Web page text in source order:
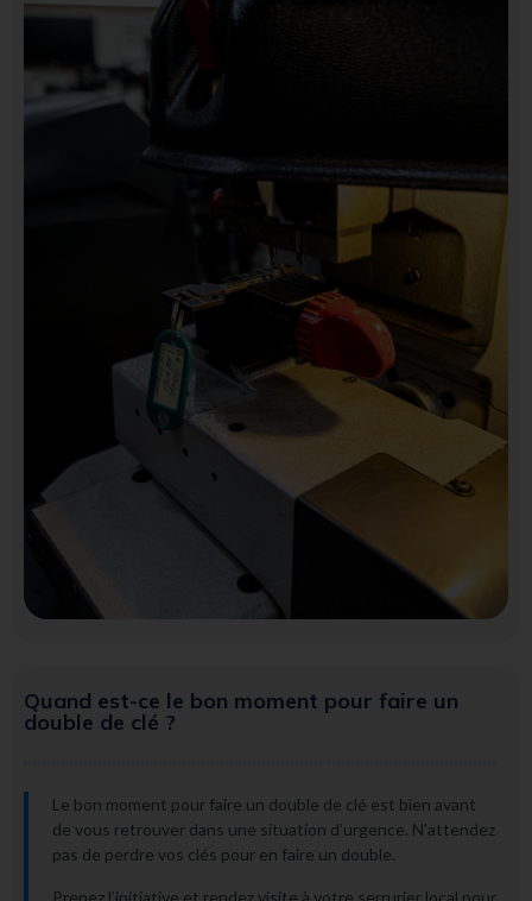
Quand est-ce le bon moment pour faire un
double de clé ?
Le bon moment pour faire un double de clé est bien avant
de vous retrouver dans une situation d’urgence. N’attendez
pas de perdre vos clés pour en faire un double.
Prenez l’initiative et rendez visite à votre serrurier local pour